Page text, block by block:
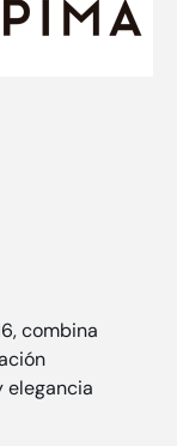
combina
elegancia